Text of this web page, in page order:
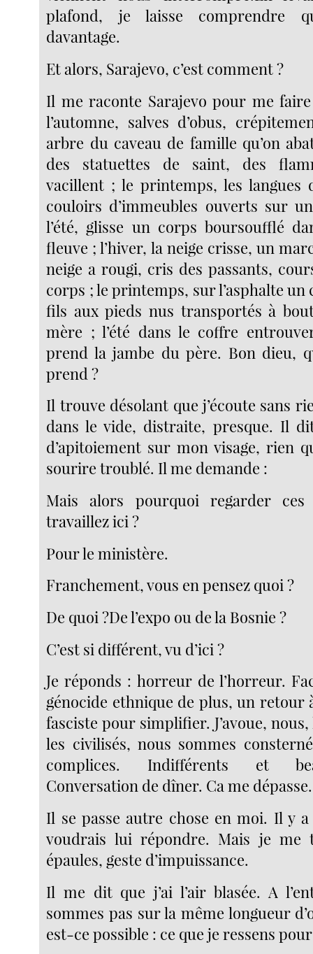
plafond, je laisse comprendre
davantage.
Et alors, Sarajevo, c’est comment ?
Il me raconte Sarajevo pour me
l’automne, salves d’obus,
arbre du caveau de famille qu’on
des statuettes de saint, des
vacillent ; le printemps, les langues
couloirs d’immeubles ouverts sur
l’été, glisse un corps boursoufflé
fleuve ; l’hiver, la neige crisse, un
neige a rougi, cris des passants,
corps ; le printemps, sur l’asphalte
fils aux pieds nus transportés à
mère ; l’été dans le coffre
prend la jambe du père. Bon dieu,
prend ?
Il trouve désolant que j’écoute sans
dans le vide, distraite, presque. Il
d’apitoiement sur mon visage, rien
sourire troublé. Il me demande :
Mais alors pourquoi regarder
travaillez ici ?
Pour le ministère.
Franchement, vous en pensez quoi ?
De quoi ?De l’expo ou de la Bosnie ?
C’est si différent, vu d’ici ?
Je réponds : horreur de l’horreur.
génocide ethnique de plus, un retour
fasciste pour simplifier. J’avoue,
les civilisés, nous sommes
complices. Indifférents et
Conversation de dîner. Ca me dépasse.
Il se passe autre chose en moi. Il y
voudrais lui répondre. Mais je me
épaules, geste d’impuissance.
Il me dit que j’ai l’air blasée. A
sommes pas sur la même longueur
est-ce possible : ce que je ressens